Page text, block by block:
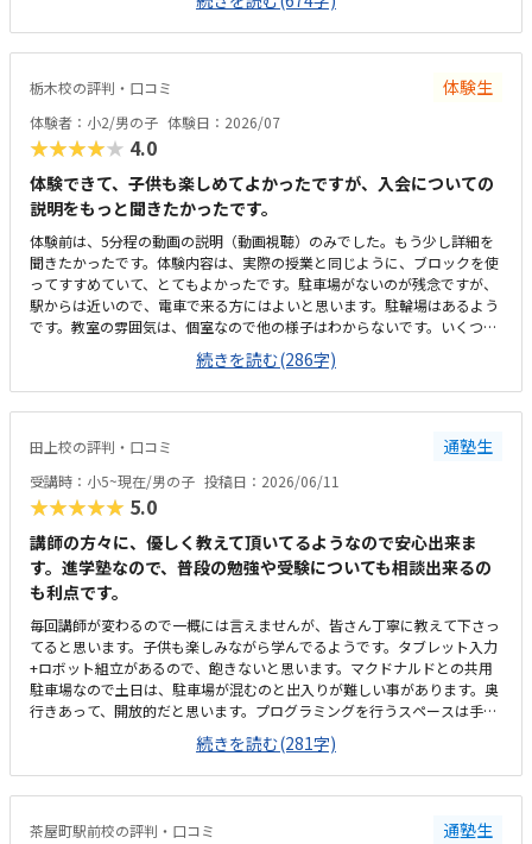
た。家から自転車ですぐのところにあります。駐輪スペースもあり、場所
も道路面に接しているので、すぐに見つけられ、わかりやすいです。シン
プルで無駄のない部屋でした。白を基調としているので、気が散らず、集
中しやすいと思います。個人授業なので、割高かなと思いました。生徒2.
3人でも大丈夫な感じはします。あと、動画を見ながら制作するので、簡
単なうちは家でもできる内容かなと思います。あまり得意な事がなく、自
分に自信のない子でしたが、自分からロボット教室に行ってみたいとの事
で体験を申し込みました。普段から人の話を聞かずに、自分ルールの子で
すが、話をきちんと聞き、一つ一つ丁寧に組み立てないとロボットが出来
上がらないと言うことに気づき、間違えてやり直した時にも、イライラせ
ていたので、好きな事だと、楽しいが勝つのかと、とても感心しました。
このまま続けていけば、勉強など全てのことに役立つ事が得られるのでは
と思いました。楽しかったけど、難しかった。との事で、本人がまたやる
気が出るまで待とうと思います。
栃木校の評判・口コミ 体験生
体験者：小2/男の子 体験日：2026/07
★★★★★ 4.0
体験できて、子供も楽しめてよかったですが、入会についての
説明をもっと聞きたかったです。
体験前は、5分程の動画の説明（動画視聴）のみでした。もう少し詳細を
聞きたかったです。体験内容は、実際の授業と同じように、ブロックを使
ってすすめていて、とてもよかったです。駐車場がないのが残念ですが、
駅からは近いので、電車で来る方にはよいと思います。駐輪場はあるよう
です。教室の雰囲気は、個室なので他の様子はわからないです。いくつか
部屋があるようでしたが、特に説明を受けていないです。料金の説明はな
く、資料を見たのですが、個別指導なので高くても仕方ないのかなと思い
ました。個別指導なので、子供に合わせて対応してもらえます。80分は長
いかと思いましたが、ちょうどよかったです。
続きを読む(286字)
田上校の評判・口コミ 通塾生
受講時：小5~現在/男の子 投稿日：2026/06/11
★★★★★ 5.0
講師の方々に、優しく教えて頂いてるようなので安心出来ま
す。進学塾なので、普段の勉強や受験についても相談出来るの
も利点です。
毎回講師が変わるので一概には言えませんが、皆さん丁寧に教えて下さっ
てると思います。子供も楽しみながら学んでるようです。タブレット入力
+ロボット組立があるので、飽きないと思います。マクドナルドとの共用
駐車場なので土日は、駐車場が混むのと出入りが難しい事があります。奥
行きあって、開放的だと思います。プログラミングを行うスペースは手前
でした。値段は、妥当だと思います。プログラミング教室に関しては、高
いところは高いです。こちらは、良心的だと思います。学習の振り返りメ
モを毎回頂けるので、何を学んできたかを知る事が出来る点が良いと思い
ます。今のところなし。ありません。
続きを読む(281字)
茶屋町駅前校の評判・口コミ 通塾生